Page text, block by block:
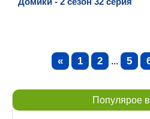
« 1 2 ... 5
Популярое